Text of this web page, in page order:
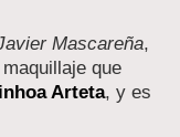
Mascareña,
que
Arteta, y es